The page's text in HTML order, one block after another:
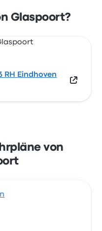
dieser
auf einer Karte
Glaspoort?
RH Eindhoven
von